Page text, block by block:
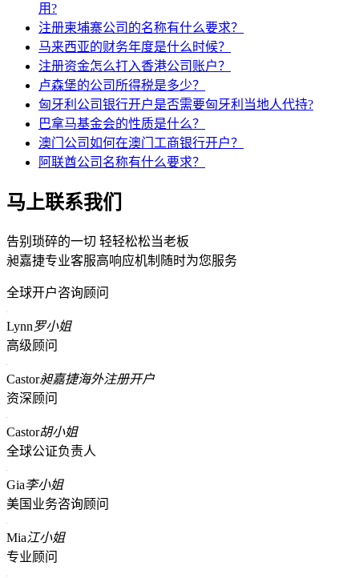
用?
注册柬埔寨公司的名称有什么要求？
马来西亚的财务年度是什么时候？
注册资金怎么打入香港公司账户？
卢森堡的公司所得税是多少？
匈牙利公司银行开户是否需要匈牙利当地人代持?
巴拿马基金会的性质是什么？
澳门公司如何在澳门工商银行开户？
阿联酋公司名称有什么要求？
马上联系我们
告别琐碎的一切 轻轻松松当老板
昶嘉捷专业客服高响应机制随时为您服务
全球开户咨询顾问
Lynn罗小姐
高级顾问
Castor昶嘉捷海外注册开户
资深顾问
Castor胡小姐
全球公证负责人
Gia李小姐
美国业务咨询顾问
Mia江小姐
专业顾问